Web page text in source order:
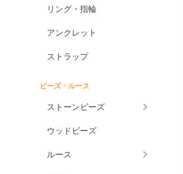
リング・指輪
アンクレット
ストラップ
ビーズ・ルース
ストーンビーズ
ウッドビーズ
ルース